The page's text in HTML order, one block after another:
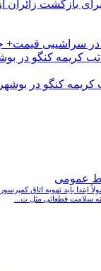
برای بازگشت
در سراشیبی
کریمه کنگو در
عمومی
ابتدا باید تهویه اتاق
سلامت قطعاتی مثل ت...